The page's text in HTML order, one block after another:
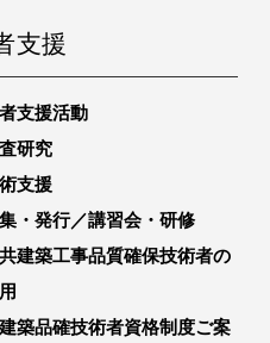
支援
支援活動
研究
支援
・発行／講習会・研修
建築工事品質確保技術者の
築品確技術者資格制度ご案